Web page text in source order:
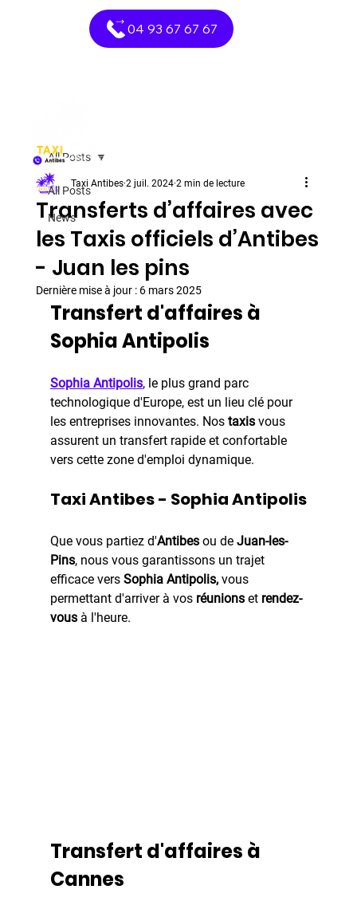
04 93 67 67 67
All Posts
News
All Posts
Transferts d’affaires avec
les Taxis officiels d’Antibes
- Juan les pins
Taxi Antibes 2 juil. 2024 2 min de lecture
Dernière mise à jour : 6 mars 2025
Transfert d'affaires à
Sophia Antipolis
Sophia Antipolis, le plus grand parc
technologique d'Europe, est un lieu clé pour
les entreprises innovantes. Nos taxis vous
assurent un transfert rapide et confortable
vers cette zone d'emploi dynamique.
Taxi Antibes - Sophia Antipolis
Que vous partiez d'Antibes ou de Juan-les-
Pins, nous vous garantissons un trajet
efficace vers Sophia Antipolis, vous
permettant d'arriver à vos réunions et rendez-
vous à l'heure.
Transfert d'affaires à
Cannes